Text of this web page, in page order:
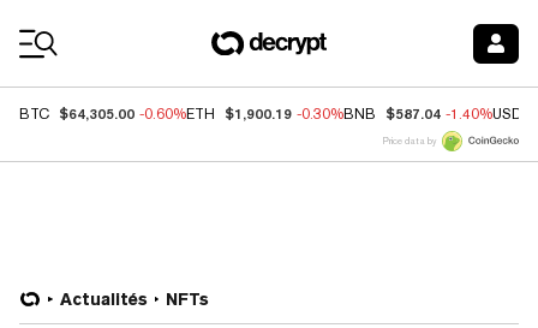
BTC $64,305.00 -0.60%ETH $1,900.19 -0.30%BNB $587.04 -1.40%USDC
Price data by
Actualités NFTs